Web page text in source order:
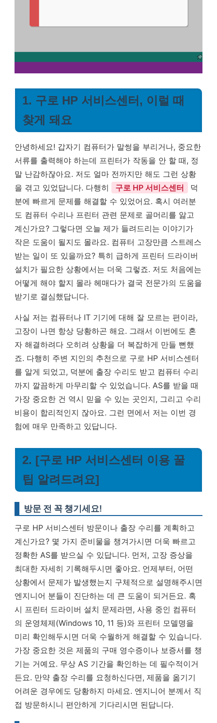
1. 구로 HP 서비스센터, 이럴 때
찾게 돼요
안녕하세요! 갑자기 컴퓨터가 말썽을 부리거나, 중요한
서류를 출력해야 하는데 프린터가 작동을 안 할 때, 정
말 난감하잖아요. 저도 얼마 전까지만 해도 그런 상황
을 겪고 있었답니다. 다행히
구로 HP 서비스센터
덕
분에 빠르게 문제를 해결할 수 있었어요. 혹시 여러분
도 컴퓨터 수리나 프린터 관련 문제로 골머리를 앓고
계신가요? 그렇다면 오늘 제가 들려드리는 이야기가
작은 도움이 될지도 몰라요. 컴퓨터 고장만큼 스트레스
받는 일이 또 있을까요? 특히 급하게 프린터 드라이버
설치가 필요한 상황에서는 더욱 그렇죠. 저도 처음에는
어떻게 해야 할지 몰라 헤매다가 결국 전문가의 도움을
받기로 결심했답니다.
사실 저는 컴퓨터나 IT 기기에 대해 잘 모르는 편이라,
고장이 나면 항상 당황하곤 해요. 그래서 이번에도 혼
자 해결하려다 오히려 상황을 더 복잡하게 만들 뻔했
죠. 다행히 주변 지인의 추천으로 구로 HP 서비스센터
를 알게 되었고, 덕분에 출장 수리도 받고 컴퓨터 수리
까지 깔끔하게 마무리할 수 있었습니다. AS를 받을 때
가장 중요한 건 역시 믿을 수 있는 곳인지, 그리고 수리
비용이 합리적인지 잖아요. 그런 면에서 저는 이번 경
험에 매우 만족하고 있답니다.
2. [구로 HP 서비스센터 이용 꿀
팁 알려드려요]
방문 전 꼭 챙기세요!
구로 HP 서비스센터 방문이나 출장 수리를 계획하고
계신가요? 몇 가지 준비물을 챙겨가시면 더욱 빠르고
정확한 AS를 받으실 수 있답니다. 먼저, 고장 증상을
최대한 자세히 기록해두시면 좋아요. 언제부터, 어떤
상황에서 문제가 발생했는지 구체적으로 설명해주시면
엔지니어 분들이 진단하는 데 큰 도움이 되거든요. 혹
시 프린터 드라이버 설치 문제라면, 사용 중인 컴퓨터
의 운영체제(Windows 10, 11 등)와 프린터 모델명을
미리 확인해두시면 더욱 수월하게 해결할 수 있습니다.
가장 중요한 것은 제품의 구매 영수증이나 보증서를 챙
기는 거예요. 무상 AS 기간을 확인하는 데 필수적이거
든요. 만약 출장 수리를 요청하신다면, 제품을 옮기기
어려운 경우에도 당황하지 마세요. 엔지니어 분께서 직
접 방문하시니 편안하게 기다리시면 된답니다.